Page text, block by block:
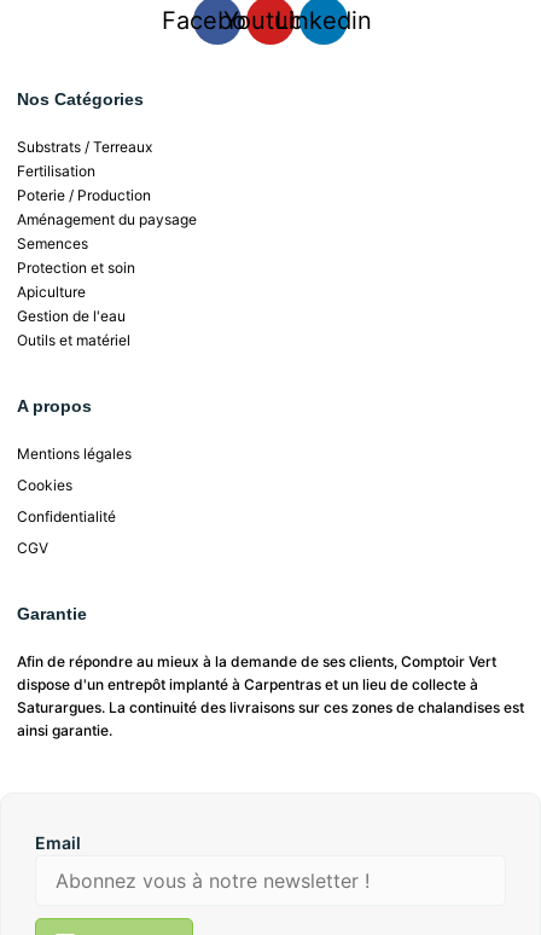
Facebook
YoutubeLinkedin
Nos Catégories
Substrats / Terreaux
Fertilisation
Poterie / Production
Aménagement du paysage
Semences
Protection et soin
Apiculture
Gestion de l'eau
Outils et matériel
A propos
Mentions légales
Cookies
Confidentialité
CGV
Garantie
Afin de répondre au mieux à la demande de ses clients, Comptoir Vert
dispose d'un entrepôt implanté à Carpentras et un lieu de collecte à
Saturargues. La continuité des livraisons sur ces zones de chalandises est
ainsi garantie.
Email